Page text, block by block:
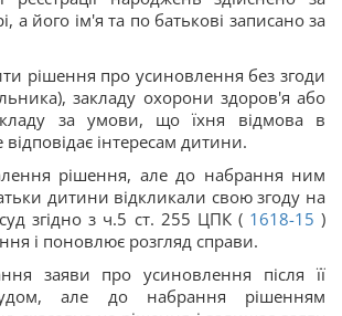
а його ім'я та по батькові записано за
рішення про усиновлення без згоди
закладу охорони здоров'я або
за умови, що їхня відмова в
інтересам дитини.
рішення, але до набрання ним
дитини відкликали свою згоду на
згідно з ч.5 ст. 255 ЦПК ( 1618-15 )
і поновлює розгляд справи.
заяви про усиновлення після її
але до набрання рішенням